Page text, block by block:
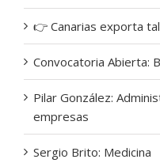
👉 Canarias exporta
Convocatoria Abierta:
Pilar González:
empresas
Sergio Brito: Medicina